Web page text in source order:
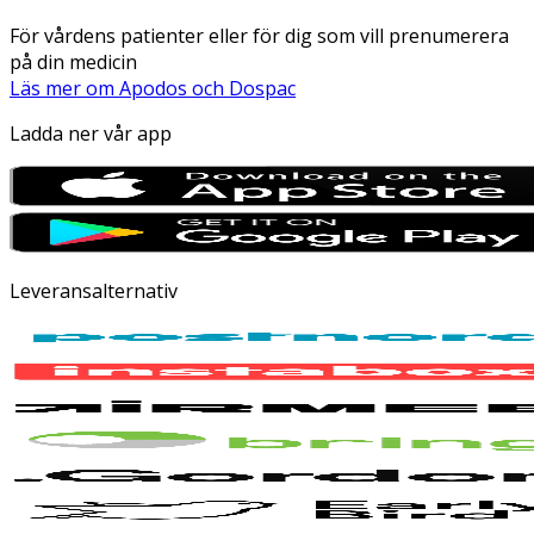
För vårdens patienter eller för dig som vill prenumerera
på din medicin
Läs mer om Apodos och Dospac
Ladda ner vår app
Leveransalternativ